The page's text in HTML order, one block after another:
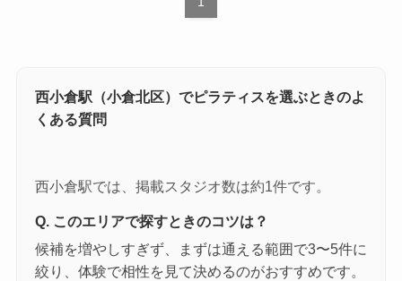
西小倉駅（小倉北区）でピラティスを選ぶときのよ
くある質問
西小倉駅では、掲載スタジオ数は約1件です。
Q. このエリアで探すときのコツは？
候補を増やしすぎず、まずは通える範囲で3〜5件に
絞り、体験で相性を見て決めるのがおすすめです。